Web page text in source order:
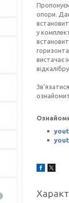
опори.
у
вистачає